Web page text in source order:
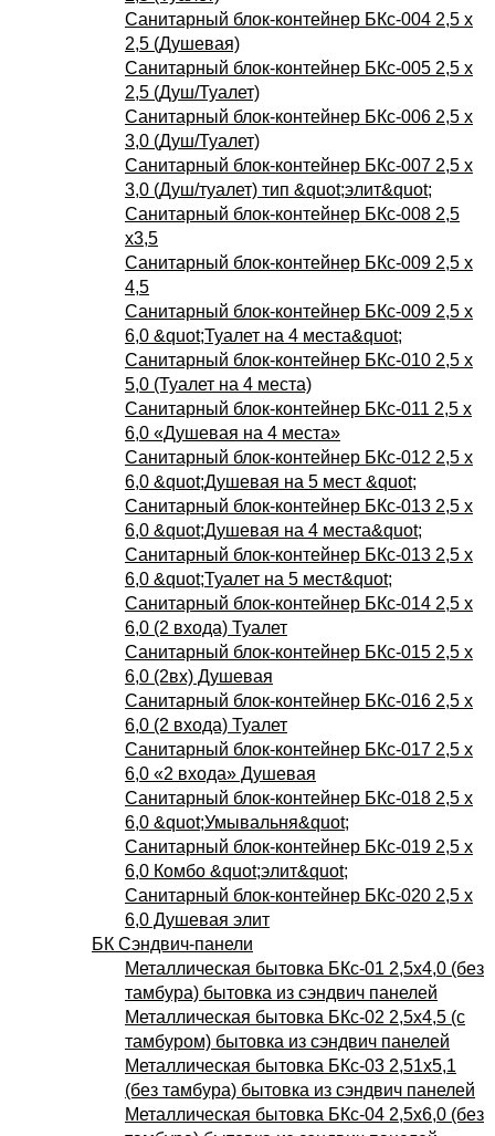
Санитарный блок-контейнер БКс-004 2,5 х
2,5 (Душевая)
Санитарный блок-контейнер БКс-005 2,5 х
2,5 (Душ/Туалет)
Санитарный блок-контейнер БКс-006 2,5 х
3,0 (Душ/Туалет)
Санитарный блок-контейнер БКс-007 2,5 х
3,0 (Душ/туалет) тип &quot;элит&quot;
Санитарный блок-контейнер БКс-008 2,5
х3,5
Санитарный блок-контейнер БКс-009 2,5 х
4,5
Санитарный блок-контейнер БКс-009 2,5 х
6,0 &quot;Туалет на 4 места&quot;
Санитарный блок-контейнер БКс-010 2,5 х
5,0 (Туалет на 4 места)
Санитарный блок-контейнер БКс-011 2,5 х
6,0 «Душевая на 4 места»
Санитарный блок-контейнер БКс-012 2,5 х
6,0 &quot;Душевая на 5 мест &quot;
Санитарный блок-контейнер БКс-013 2,5 х
6,0 &quot;Душевая на 4 места&quot;
Санитарный блок-контейнер БКс-013 2,5 х
6,0 &quot;Туалет на 5 мест&quot;
Санитарный блок-контейнер БКс-014 2,5 х
6,0 (2 входа) Туалет
Санитарный блок-контейнер БКс-015 2,5 х
6,0 (2вх) Душевая
Санитарный блок-контейнер БКс-016 2,5 х
6,0 (2 входа) Туалет
Санитарный блок-контейнер БКс-017 2,5 х
6,0 «2 входа» Душевая
Санитарный блок-контейнер БКс-018 2,5 х
6,0 &quot;Умывальня&quot;
Санитарный блок-контейнер БКс-019 2,5 х
6,0 Комбо &quot;элит&quot;
Санитарный блок-контейнер БКс-020 2,5 х
6,0 Душевая элит
БК Сэндвич-панели
Металлическая бытовка БКс-01 2,5х4,0 (без
тамбура) бытовка из сэндвич панелей
Металлическая бытовка БКс-02 2,5х4,5 (с
тамбуром) бытовка из сэндвич панелей
Металлическая бытовка БКс-03 2,51х5,1
(без тамбура) бытовка из сэндвич панелей
Металлическая бытовка БКс-04 2,5х6,0 (без